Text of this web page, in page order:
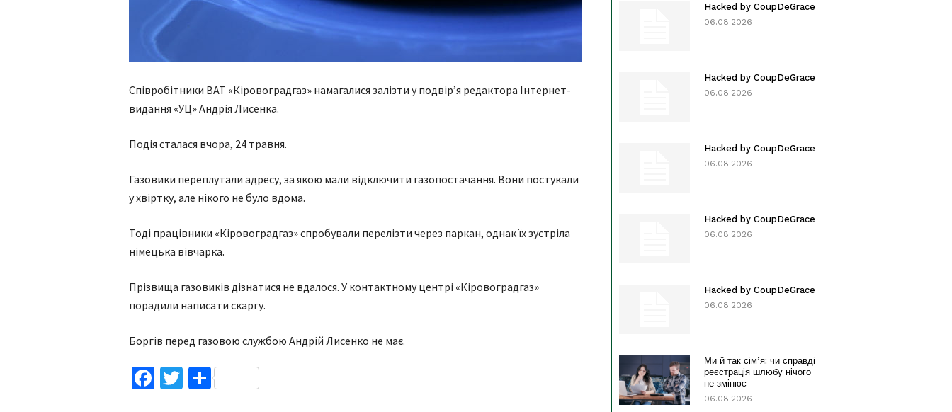
Співробітники ВАТ «Кіровоградгаз» намагалися залізти у подвір’я редактора Інтернет-
видання «УЦ» Андрія Лисенка.
Подія сталася вчора, 24 травня.
Газовики переплутали адресу, за якою мали відключити газопостачання. Вони постукали
у хвіртку, але нікого не було вдома.
Тоді працівники «Кіровоградгаз» спробували перелізти через паркан, однак їх зустріла
німецька вівчарка.
Прізвища газовиків дізнатися не вдалося. У контактному центрі «Кіровоградгаз»
порадили написати скаргу.
Боргів перед газовою службою Андрій Лисенко не має.
Facebook
TwitterПоділитися
Hacked by CoupDeGrace
06.08.2026
Hacked by CoupDeGrace
06.08.2026
Hacked by CoupDeGrace
06.08.2026
Hacked by CoupDeGrace
06.08.2026
Hacked by CoupDeGrace
06.08.2026
Ми й так сім’я: чи справді
реєстрація шлюбу нічого
не змінює
06.08.2026